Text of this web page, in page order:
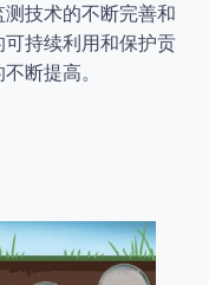
技术的不断完善和
持续利用和保护贡
断提高。